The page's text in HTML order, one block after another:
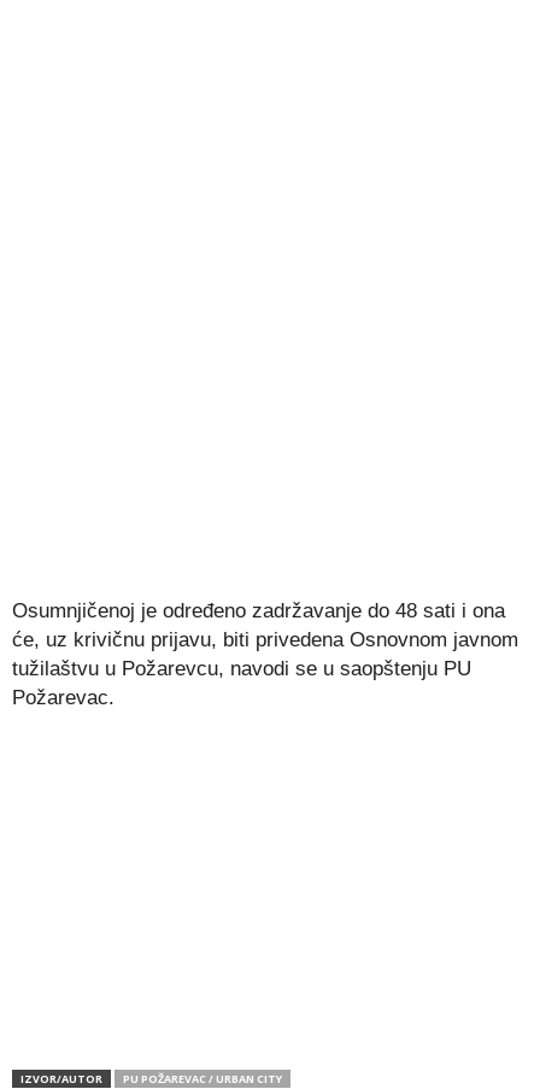
Osumnjičenoj je određeno zadržavanje do 48 sati i ona
će, uz krivičnu prijavu, biti privedena Osnovnom javnom
tužilaštvu u Požarevcu, navodi se u saopštenju PU
Požarevac.
IZVOR/AUTOR PU POŽAREVAC / URBAN CITY